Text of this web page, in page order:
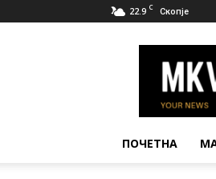
22.9 C Скопје
Вести
ПОЧЕТНА